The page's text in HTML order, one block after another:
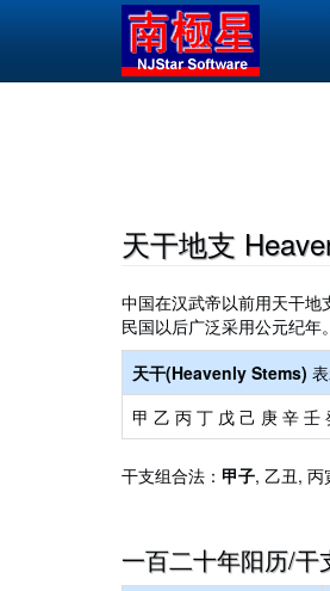
content
天干地支
中国在汉武帝以前用天干地
民国以后广泛采用公元纪年。
天干(Heavenly Stems)
甲 乙 丙 丁 戊 己 庚 辛 壬
干支组合法： 甲子, 乙丑,
一百二十年阳历/